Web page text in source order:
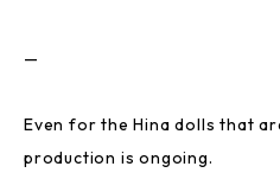
—
Even for the Hina dolls that
production is ongoing.